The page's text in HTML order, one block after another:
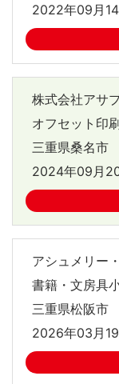
2022年09月
株式会社アサ
オフセット印
三重県桑名市
2024年09月
アシュメリー
書籍・文房具
三重県松阪市
2026年03月